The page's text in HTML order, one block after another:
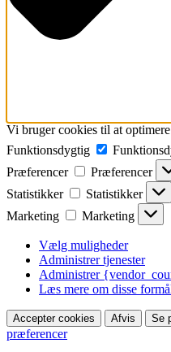
Vi bruger cookies til at
Funktionsdygtig
Præferencer
Præferencer
Statistikker
Statistikker
Marketing
Marketing
Vælg muligheder
Administrer tjenester
Administrer
Læs mere om disse
Accepter cookies Afvis Se
præferencer